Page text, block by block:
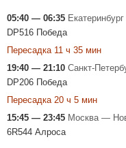
05:40 — 06:35
DP516 Победа
Пересадка 11 ч 35 мин
19:40 — 21:10 Санкт-
DP206 Победа
Пересадка 20 ч 5 мин
15:45 — 23:45 Москва —
6R544 Алроса